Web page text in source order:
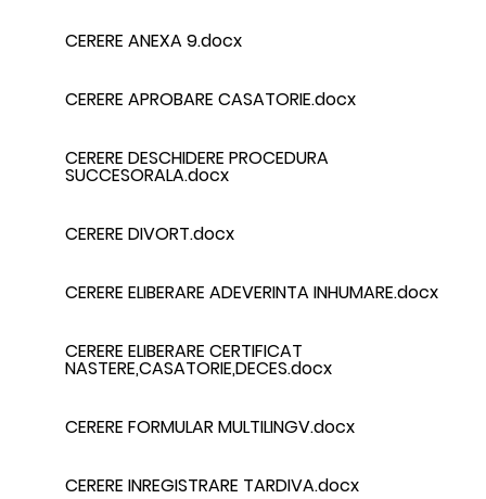
CERERE ANEXA 9.docx
CERERE APROBARE CASATORIE.docx
CERERE DESCHIDERE PROCEDURA
SUCCESORALA.docx
CERERE DIVORT.docx
CERERE ELIBERARE ADEVERINTA INHUMARE.docx
CERERE ELIBERARE CERTIFICAT
NASTERE,CASATORIE,DECES.docx
CERERE FORMULAR MULTILINGV.docx
CERERE INREGISTRARE TARDIVA.docx